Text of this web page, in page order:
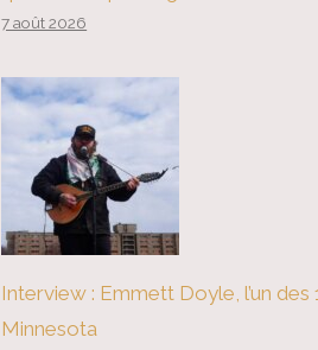
7 août 2026
Interview : Emmett Doyle, l’un des
Minnesota